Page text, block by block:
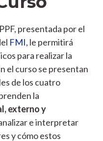
presentada por el
FMI, le permitirá
para realizar la
el curso se presentan
de los cuatro
la
externo y
e interpretar
y cómo estos